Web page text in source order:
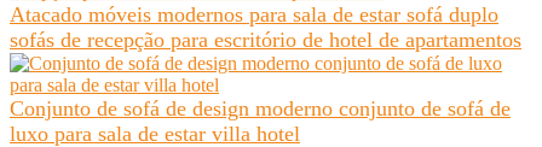
Atacado móveis modernos para sala de estar sofá duplo
sofás de recepção para escritório de hotel de apartamentos
Conjunto de sofá de design moderno conjunto de sofá de
luxo para sala de estar villa hotel